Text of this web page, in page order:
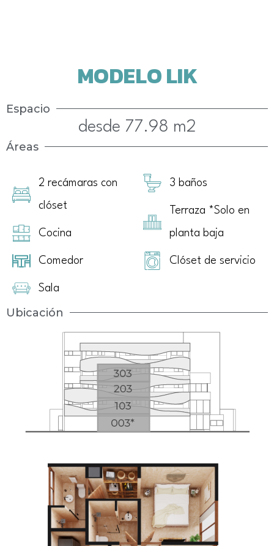
MODELO LIK
Espacio
desde 77.98 m2
Áreas
2 recámaras con
clóset
Cocina
Comedor
Sala
3 baños
Terraza *Solo en
planta baja
Clóset de servicio
Ubicación